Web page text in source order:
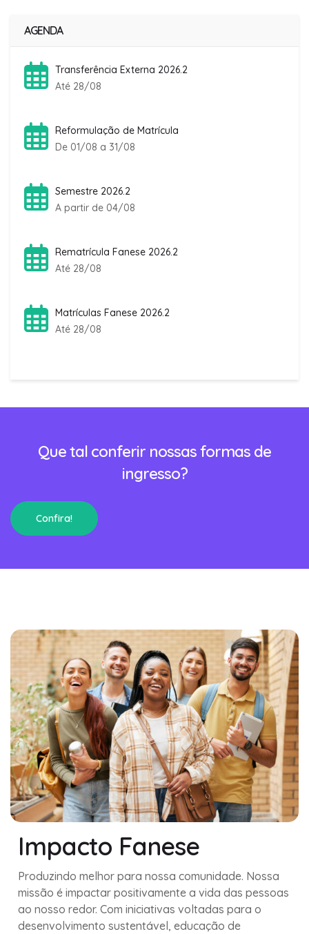
AGENDA
Transferência Externa 2026.2
Até 28/08
Reformulação de Matrícula
De 01/08 a 31/08
Semestre 2026.2
A partir de 04/08
Rematrícula Fanese 2026.2
Até 28/08
Matrículas Fanese 2026.2
Até 28/08
Que tal conferir nossas formas de
ingresso?
Confira!
Impacto Fanese
Produzindo melhor para nossa comunidade. Nossa
missão é impactar positivamente a vida das pessoas
ao nosso redor. Com iniciativas voltadas para o
desenvolvimento sustentável, educação de